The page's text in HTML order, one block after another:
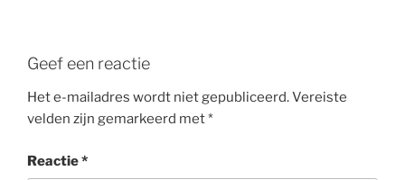
Geef een reactie
Het e-mailadres wordt niet gepubliceerd.Vereiste
velden zijn gemarkeerd met*
Reactie*